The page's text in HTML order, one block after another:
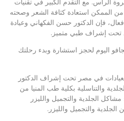
الرأس. مع التقدم الكبير في تقنيات
من الممكن استعادة كثافة الشعر وصحته
فإن الدكتور حسن الفكهاني وعيادة
تحت إشراف طبي متميز.
اليوم لحجز استشارة وبدء رحلتك
في مصر تحت إشراف الدكتور
والتناسلية بكلية طب المنيا من
الجلدية والتجميل والليزر
والتجميل والليزر.